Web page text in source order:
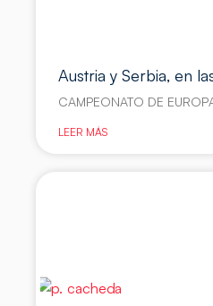
Austria y Serbia, en
CAMPEONATO DE
LEER MÁS